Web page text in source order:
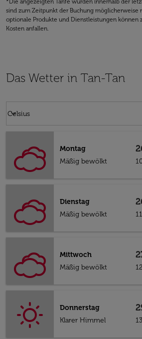
*Die angezeigten Tarife wurden innerhalb der
sind zum Zeitpunkt der Buchung möglicherweise
optionale Produkte und Dienstleistungen können
Kosten anfallen.
Das Wetter in Tan-Tan
Celsius
keyboard_arrow_down
Montag
Mäßig bewölkt
Dienstag
Mäßig bewölkt
Mittwoch
Mäßig bewölkt
Donnerstag
Klarer Himmel